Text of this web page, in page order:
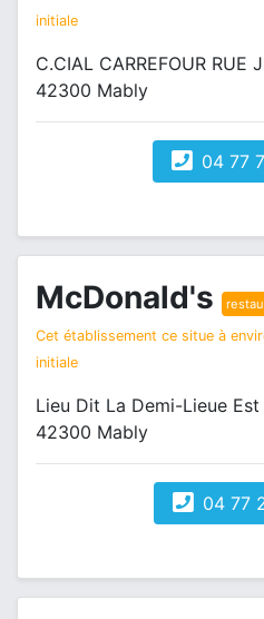
initiale
C.CIAL CARREFOUR RUE
42300 Mably
04 77
McDonald's
Cet établissement ce situe à
initiale
Lieu Dit La Demi-Lieue Est
42300 Mably
04 77